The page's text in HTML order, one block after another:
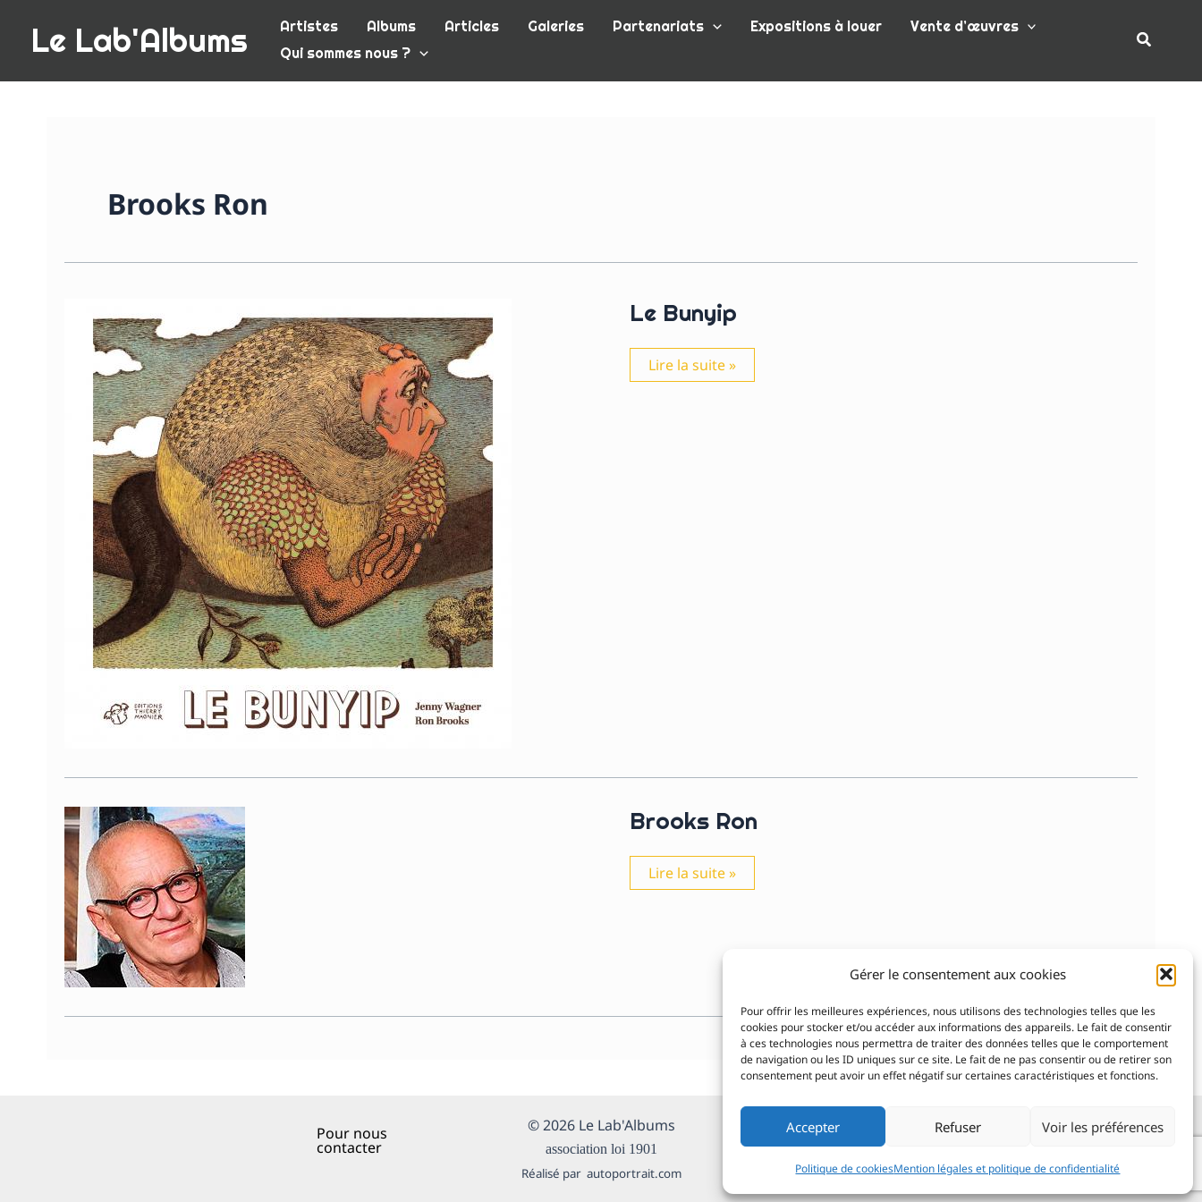
Gérer le consentement aux cookies
Pour offrir les meilleures expériences, nous utilisons des technologies telles que les
cookies pour stocker et/ou accéder aux informations des appareils. Le fait de consentir
à ces technologies nous permettra de traiter des données telles que le comportement
de navigation ou les ID uniques sur ce site. Le fait de ne pas consentir ou de retirer son
consentement peut avoir un effet négatif sur certaines caractéristiques et fonctions.
Accepter Refuser Voir les préférences
Politique de cookiesMention légales et politique de confidentialité
contenuLe Lab'Albums Artistes Albums Articles Galeries Partenariats Expositions à louer
Vente d’œuvres
Qui sommes nous ?
Brooks Ron
Le Bunyip
Le
Bunyip
Lire la suite »
Brooks Ron
Brooks
Ron
Lire la suite »
Pour nous
contacter
© 2026 Le Lab'Albums
association loi 1901
Réalisé par autoportrait.com
Inscription
Newsletter